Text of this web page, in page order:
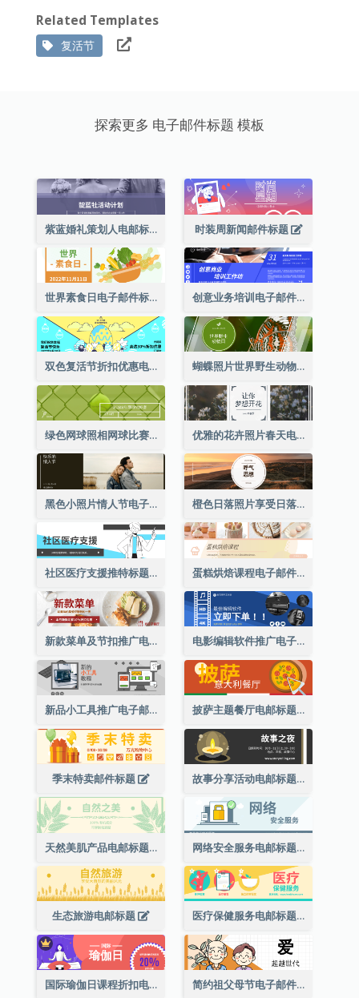
Related Templates
复活节
探索更多 电子邮件标题 模板
紫蓝婚礼策划人电邮标题 时装周新闻邮件标题
世界素食日电子邮件标题 创意业务培训电子邮件标题
双色复活节折扣优惠电邮标题 蝴蝶照片世界野生动物日电子邮件标题
绿色网球照相网球比赛电子邮件标头 优雅的花卉照片春天电子邮件标题
黑色小照片情人节电子邮件标题 橙色日落照片享受日落电子邮件标题
社区医疗支援推特标题 蛋糕烘焙课程电子邮件标题
新款菜单及节扣推广电邮标题 电影编辑软件推广电子邮件标题
新品小工具推广电子邮件标题 披萨主题餐厅电邮标题
季末特卖邮件标题 故事分享活动电邮标题
天然美肌产品电邮标题 网络安全服务电邮标题
生态旅游电邮标题 医疗保健服务电邮标题
国际瑜伽日课程折扣电子邮件标题 简约祖父母节电子邮件标题